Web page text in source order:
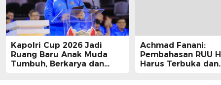
Kapolri Cup 2026 Jadi
Ruang Baru Anak Muda
Tumbuh, Berkarya dan
Achmad Fanani:
Pembahasan RUU
Harus Terbuka dan